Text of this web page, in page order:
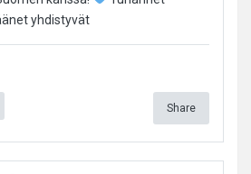
yhdistyvät
Share